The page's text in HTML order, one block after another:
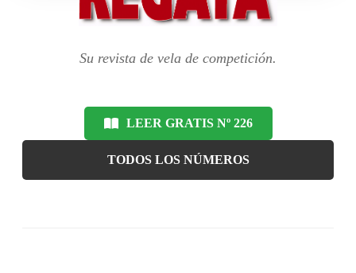
Su revista de vela de competición.
LEER GRATIS Nº 226
TODOS LOS NÚMEROS